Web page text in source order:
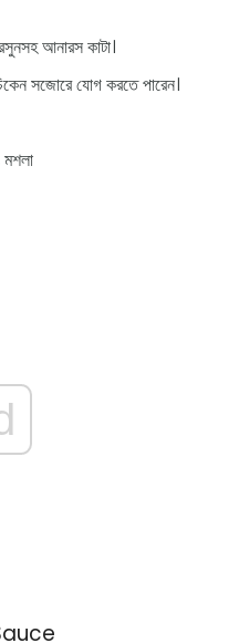
আনারস কাটা।
সজোরে যোগ করতে পারেন।
Sauce